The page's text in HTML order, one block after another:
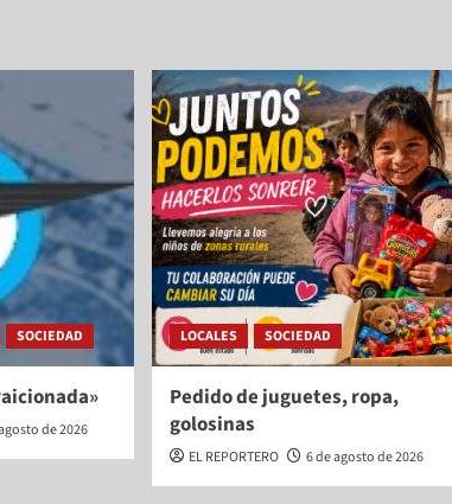
SOCIEDAD
de 2026
LOCALES SOCIEDAD
Pedido de juguetes, ropa,
golosinas
EL REPORTERO 6 de agosto de 2026